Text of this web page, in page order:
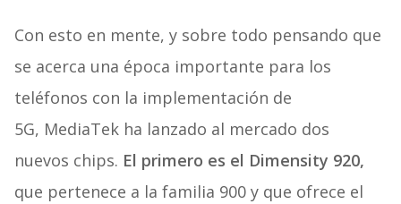
Con esto en mente, y sobre todo pensando que
se acerca una época importante para los
teléfonos con la implementación de
5G, MediaTek ha lanzado al mercado dos
nuevos chips. El primero es el Dimensity 920,
que pertenece a la familia 900 y que ofrece el